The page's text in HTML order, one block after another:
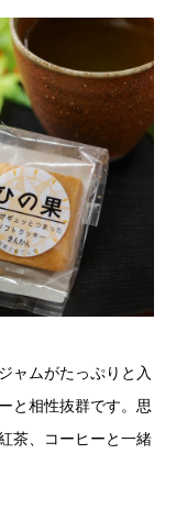
ャムがたっぷりと入
と相性抜群です。思
茶、コーヒーと一緒